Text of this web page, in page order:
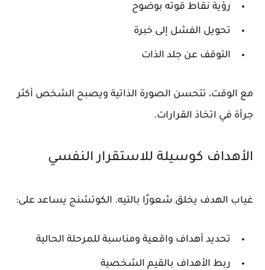
رؤية نقاط قوته بوضوح
تحويل الفشل إلى خبرة
التوقف عن جلد الذات
مع الوقت، تتحسن الصورة الذاتية ويصبح الشخص أكثر
جرأة في اتخاذ القرارات.
الأهداف كوسيلة للاستقرار النفسي
غياب الهدف يخلق شعورًا بالتيه. الكوتشنج يساعد على:
تحديد أهداف واقعية ومناسبة للمرحلة الحالية
ربط الأهداف بالقيم الشخصية